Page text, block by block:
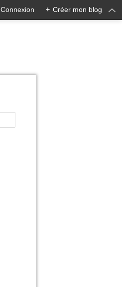
Connexion + Créer mon blog